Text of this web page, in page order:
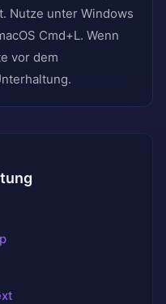
Nutze unter Windows
Cmd+L. Wenn
vor dem